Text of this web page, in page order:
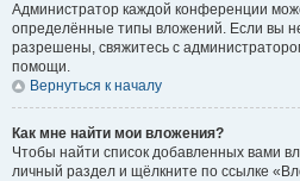
Администратор каждой конференции
определённые типы вложений. Если вы
разрешены, свяжитесь с
помощи.
Вернуться к началу
Как мне найти мои вложения?
Чтобы найти список добавленных вами
личный раздел и щёлкните по ссылке